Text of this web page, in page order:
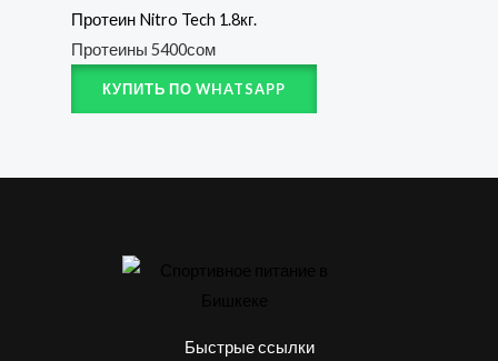
Протеин Nitro Tech 1.8кг.
Протеины 5400сом
КУПИТЬ ПО WHATSAPP
Быстрые ссылки